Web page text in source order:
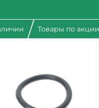
Товары по акции